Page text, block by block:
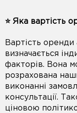
⭐️ Яка вартість
Вартість
визначається
факторів. Вона
розрахована
виконанні
консультації.
ціновою